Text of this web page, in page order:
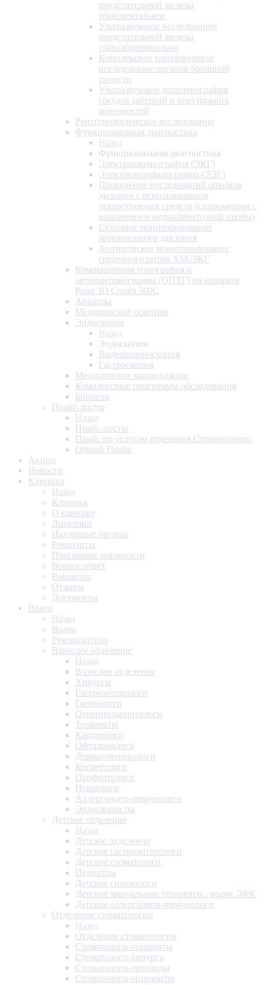
предстательной железы
трансректальное
Ультразвуковое исследование
предстательной железы
трансабдоминально
Комплексное ультразвуковое
исследование органов брюшной
полости
Ультразвуковая допплерография
сосудов (артерий и вен) нижних
конечностей
Рентгенологическое исследование
Функциональная диагностика
Назад
Функциональная диагностика
Электрокардиография (ЭКГ)
Электроэнцефалограмма (ЭЭГ)
Проведение исследований объемов
дыхания с использованием
лекарственных средств (спирометрия с
назначением медикаментозной пробы)
Суточное мониторирование
артериального давления
Холтеровское мониторирование
сердечного ритма ХМ-ЭКГ
Компьютерная томография и
ортопантомограмма (ОПТГ) на аппарате
Point 3D Combi 500C
Анализы
Медицинские осмотры
Эндоскопия
Назад
Эндоскопия
Видеоколоноскопия
Гастроскопия
Медицинские манипуляции
Комплексные программы обследования
Биопсия
Прайс-листы
Назад
Прайс-листы
Прайс по услугам отделения Стоматологии
Общий Прайс
Акции
Новости
Клиника
Назад
Клиника
О клинике
Лицензии
Надзорные органы
Реквизиты
Программа лояльности
Вопрос ответ
Вакансии
Отзывы
Документы
Врачи
Назад
Врачи
Руководители
Взрослое отделение
Назад
Взрослое отделение
Хирурги
Гастроэнтерологи
Гинекологи
Оториноларингологи
Терапевты
Кардиологи
Офтальмологи
Дерматовенерологи
Косметологи
Профпатологи
Неврологи
Аллергологи-иммунологи
Эндоскописты
Детское отделение
Назад
Детское отделение
Детские гастроэнтерологи
Детские стоматологи
Педиатры
Детские гинекологи
Детские мануальные терапевты / врачи ЛФК
Детские аллергологи-иммунологи
Отделение стоматологии
Назад
Отделение стоматологии
Стоматологи-терапевты
Стоматологи-хирурги
Стоматологи-ортопеды
Стоматологи-ортодонты